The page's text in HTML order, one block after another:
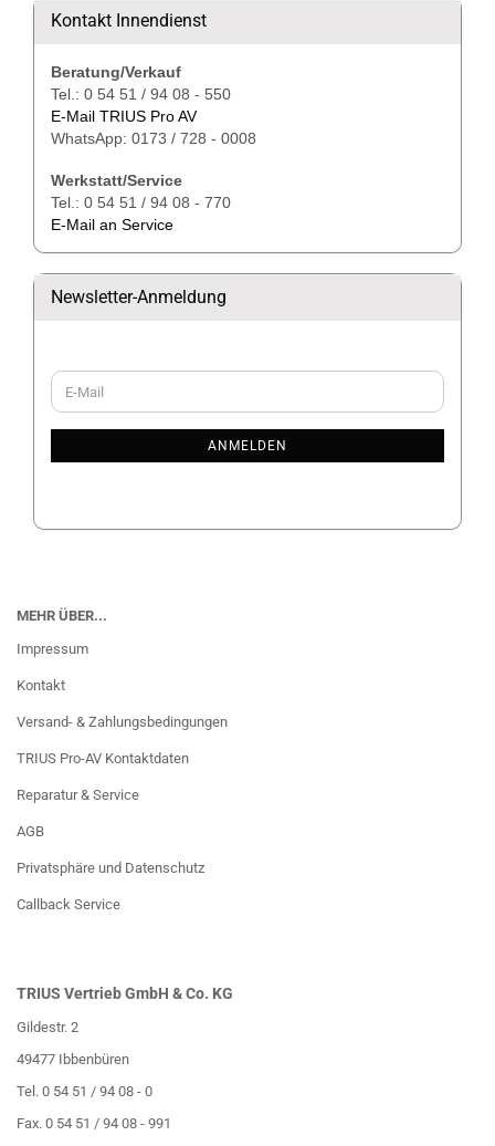
Kontakt Innendienst
Beratung/Verkauf
Tel.: 0 54 51 / 94 08 - 550
E-Mail TRIUS Pro AV
WhatsApp: 0173 / 728 - 0008
Werkstatt/Service
Tel.: 0 54 51 / 94 08 - 770
E-Mail an Service
Newsletter-Anmeldung
WEITER
ZUR
E-
Mail
ANMELDEN
MEHR ÜBER...
Impressum
Kontakt
Versand- & Zahlungsbedingungen
TRIUS Pro-AV Kontaktdaten
Reparatur & Service
AGB
Privatsphäre und Datenschutz
Callback Service
TRIUS Vertrieb GmbH & Co. KG
Gildestr. 2
49477 Ibbenbüren
Tel. 0 54 51 / 94 08 - 0
Fax. 0 54 51 / 94 08 - 991